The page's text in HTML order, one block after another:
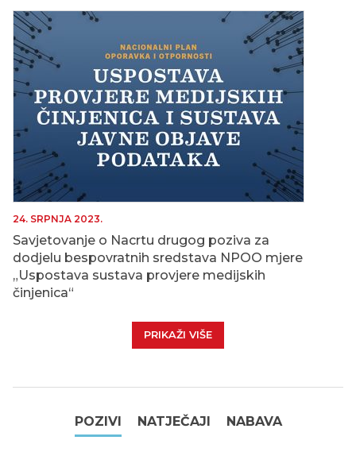
24. SRPNJA 2023.
Savjetovanje o Nacrtu drugog poziva za
dodjelu bespovratnih sredstava NPOO mjere
„Uspostava sustava provjere medijskih
činjenica“
PRIKAŽI VIŠE
POZIVI NATJEČAJI NABAVA